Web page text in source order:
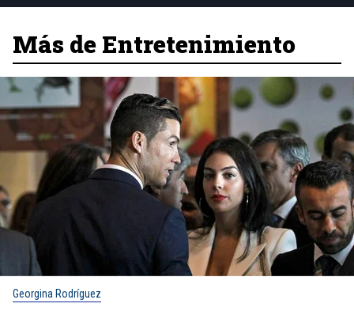
Más de Entretenimiento
Georgina Rodríguez